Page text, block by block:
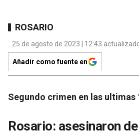
ROSARIO
25 de agosto de 2023 | 12:43
Añadir como fuente en
Segundo crimen en las ultimas
Rosario: asesinaron